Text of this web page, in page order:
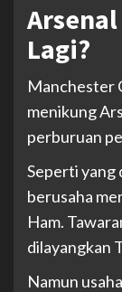
Lagi?
Manchester
menikung
perburuan
Seperti yang
berusaha
Ham.
dilayangkan
Namun